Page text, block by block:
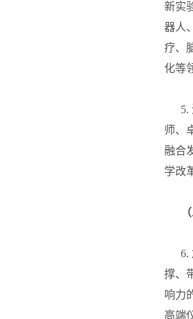
新实
器人
疗、
化等
5.
师、
融合
学改
6.
撑、
响力
高端